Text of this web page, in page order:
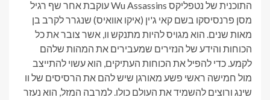
התוכנית של נטפליקס Wu Assassins עוקבת אחר שף רגיל
מסן פרנסיסקו בשם קאי ג'ין (איקו אוואיס) שנגרר לקרב בן
מאות שנים. הוא מגויס להיות מתנקש וו, אשר צובר את כל
הכוחות והידע של הנזירים שמעבירים את המהות שלהם
לקמע. כדי להפיל את הכוחות העתיקים, הוא עשוי להתייצב
מול חמישה ראשי פשע מאורגן שיש להם את הרסיסים של וו
שינג ורוצים להשמיד את העולם כולו. למרבה המזל, הוא נעזר